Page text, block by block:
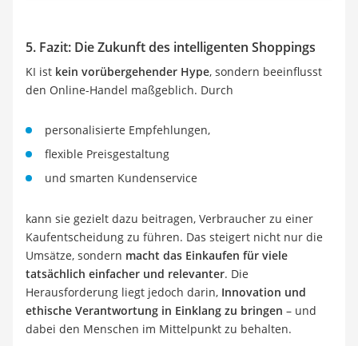
5. Fazit: Die Zukunft des intelligenten Shoppings
KI ist kein vorübergehender Hype, sondern beeinflusst
den Online-Handel maßgeblich. Durch
personalisierte Empfehlungen,
flexible Preisgestaltung
und smarten Kundenservice
kann sie gezielt dazu beitragen, Verbraucher zu einer
Kaufentscheidung zu führen. Das steigert nicht nur die
Umsätze, sondern macht das Einkaufen für viele
tatsächlich einfacher und relevanter. Die
Herausforderung liegt jedoch darin, Innovation und
ethische Verantwortung in Einklang zu bringen – und
dabei den Menschen im Mittelpunkt zu behalten.